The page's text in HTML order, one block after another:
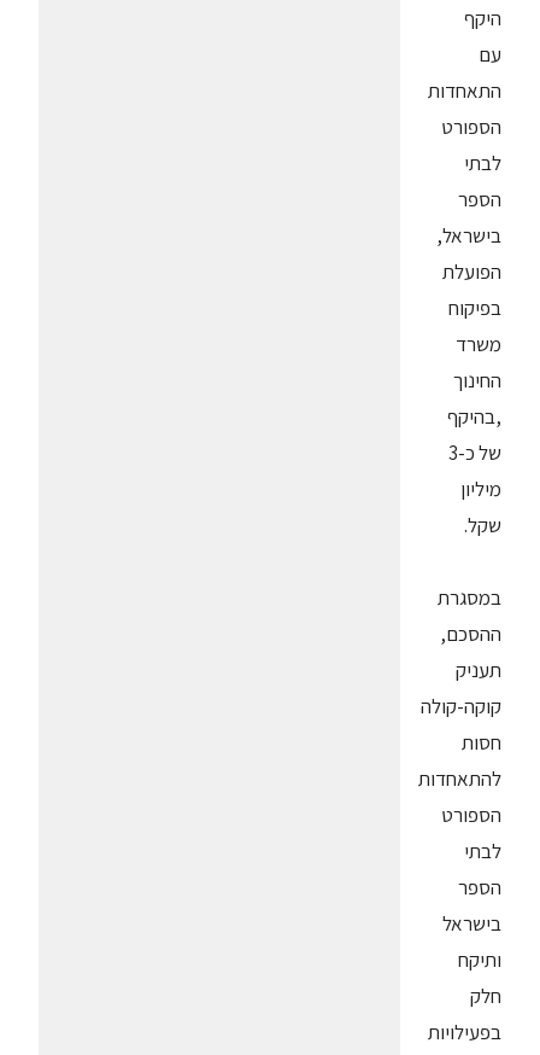
היקף
עם
התאחדות
הספורט
לבתי
הספר
בישראל,
הפועלת
בפיקוח
משרד
החינוך
,בהיקף
של כ-3
מיליון
שקל.
במסגרת
ההסכם,
תעניק
קוקה-קולה
חסות
להתאחדות
הספורט
לבתי
הספר
בישראל
ותיקח
חלק
בפעילויות